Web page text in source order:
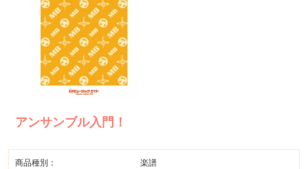
アンサンブル入門！
商品種別：
楽譜